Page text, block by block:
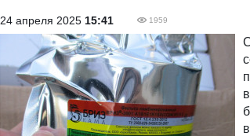
24 апреля 2025 15:41 1959